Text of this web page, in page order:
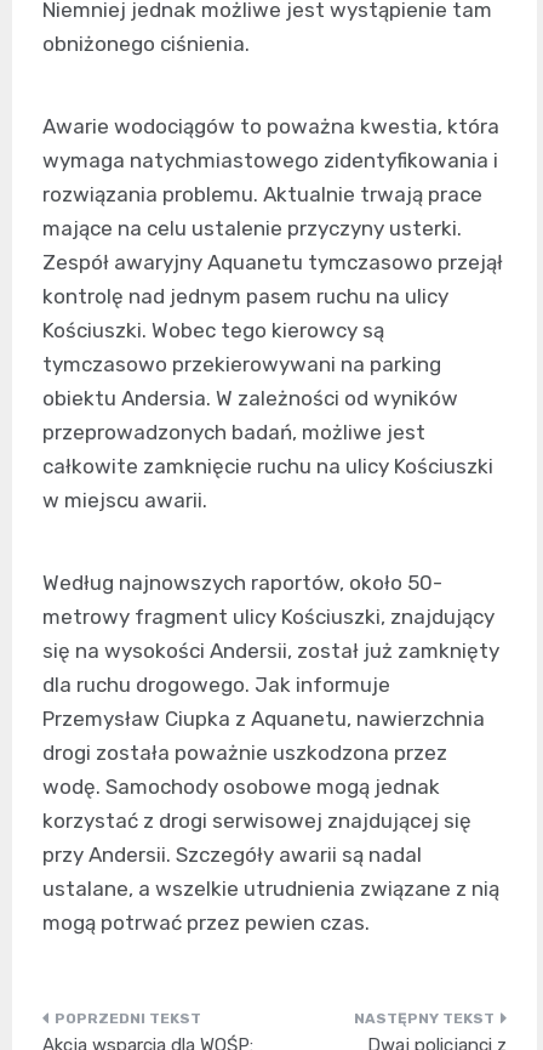
Niemniej jednak możliwe jest wystąpienie tam
obniżonego ciśnienia.
Awarie wodociągów to poważna kwestia, która
wymaga natychmiastowego zidentyfikowania i
rozwiązania problemu. Aktualnie trwają prace
mające na celu ustalenie przyczyny usterki.
Zespół awaryjny Aquanetu tymczasowo przejął
kontrolę nad jednym pasem ruchu na ulicy
Kościuszki. Wobec tego kierowcy są
tymczasowo przekierowywani na parking
obiektu Andersia. W zależności od wyników
przeprowadzonych badań, możliwe jest
całkowite zamknięcie ruchu na ulicy Kościuszki
w miejscu awarii.
Według najnowszych raportów, około 50-
metrowy fragment ulicy Kościuszki, znajdujący
się na wysokości Andersii, został już zamknięty
dla ruchu drogowego. Jak informuje
Przemysław Ciupka z Aquanetu, nawierzchnia
drogi została poważnie uszkodzona przez
wodę. Samochody osobowe mogą jednak
korzystać z drogi serwisowej znajdującej się
przy Andersii. Szczegóły awarii są nadal
ustalane, a wszelkie utrudnienia związane z nią
mogą potrwać przez pewien czas.
Nawigacja
Akcja wsparcia dla WOŚP:
Dwaj policjanci z